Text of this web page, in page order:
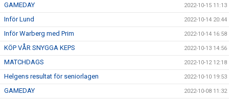
GAMEDAY 2022-10-15 11:13
Inför Lund 2022-10-14 20:44
Inför Warberg med Prim 2022-10-14 16:58
KÖP VÅR SNYGGA KEPS 2022-10-13 14:56
MATCHDAGS 2022-10-12 12:18
Helgens resultat för seniorlagen 2022-10-10 19:53
GAMEDAY 2022-10-08 11:32